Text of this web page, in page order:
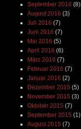
September 2016 (8)
August 2016 (3)
Juli 2016 (7)
Juni 2016 (7)
Mai 2016 (5)
April 2016 (6)
März 2016 (7)
Februar 2016 (7)
Januar 2016 (2)
Dezember 2015 (5)
November 2015 (3)
Oktober 2015 (7)
September 2015 (1)
August 2015 (7)